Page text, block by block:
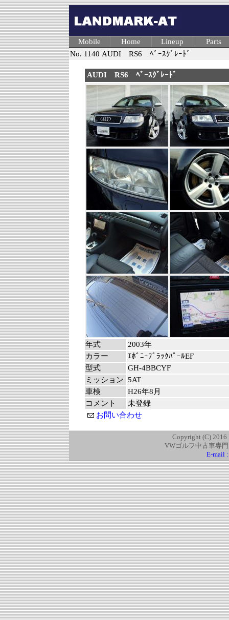
Mobile Home Lineup
Parts
No. 1140 AUDI RS6 ﾍﾞｰｽｸﾞﾚｰﾄﾞ
AUDI RS6 ﾍﾞｰｽｸﾞﾚｰﾄﾞ
年式
2003年
カラー
ｴﾎﾞﾆｰﾌﾞﾗｯｸﾊﾟｰﾙEF
型式
GH-4BBCYF
ミッション 5AT
車検
H26年8月
コメント
未登録
お問い合わせ
Copyright (C) 2016
VWゴルフ中古車専
E-mail